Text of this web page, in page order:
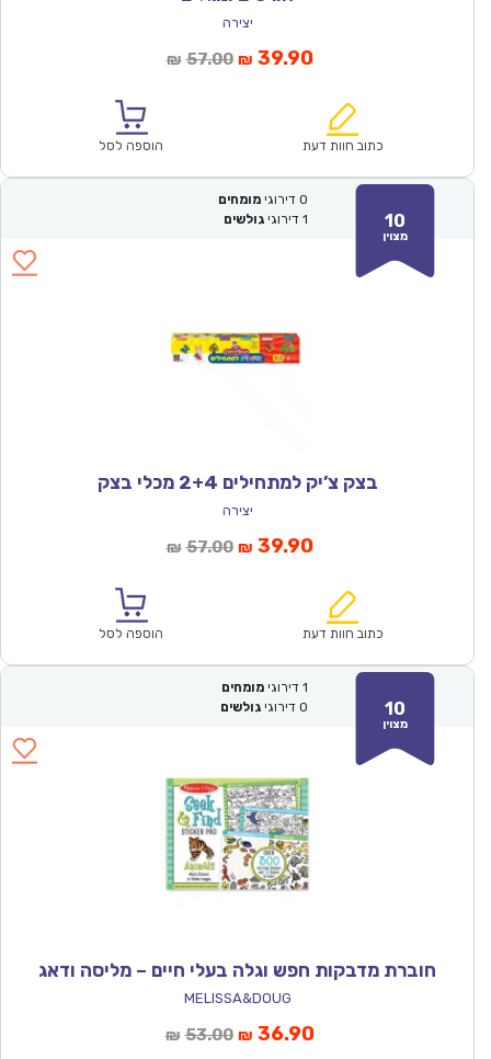
יצירה
₪ 57.00המחיר
₪57.00.
₪ 39.90המחיר
הוא:
כתוב חוות דעת הוספה לסל
10
מצוין
0 דירוגי מומחים
1 דירוגי גולשים
בצק צ’יק למתחילים 2+4 מכלי בצק
יצירה
₪ 57.00המחיר
₪57.00.
₪ 39.90המחיר
הוא:
כתוב חוות דעת הוספה לסל
10
מצוין
1 דירוגי מומחים
0 דירוגי גולשים
חוברת מדבקות חפש וגלה בעלי חיים – מליסה ודאג
MELISSA&DOUG
₪ 53.00המחיר
₪ 36.90המחיר